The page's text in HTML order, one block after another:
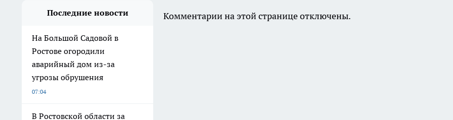
Последние новости
На Большой Садовой в
Ростове огородили
аварийный дом из-за
угрозы обрушения
07:04
В Ростовской области за
Комментарии на этой странице отключены.